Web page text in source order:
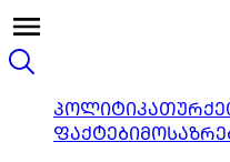
ᲞᲝᲚᲘᲢᲘᲙᲐ
ᲤᲐᲥᲢᲔᲑᲘ